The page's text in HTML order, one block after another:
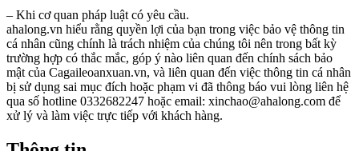
– Khi cơ quan pháp luật có yêu cầu.
ahalong.vn hiểu rằng quyền lợi của bạn trong việc bảo vệ thông tin
cá nhân cũng chính là trách nhiệm của chúng tôi nên trong bất kỳ
trường hợp có thắc mắc, góp ý nào liên quan đến chính sách bảo
mật của Cagaileoanxuan.vn, và liên quan đến việc thông tin cá nhân
bị sử dụng sai mục đích hoặc phạm vi đã thông báo vui lòng liên hệ
qua số hotline 0332682247 hoặc email: xinchao@ahalong.com để
xử lý và làm việc trực tiếp với khách hàng.